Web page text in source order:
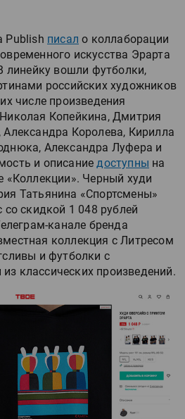
Publish писал о коллаборации
искусства Эрарта
линейку вошли футболки,
российских художников
числе произведения
Копейкина, Дмитрия
Королева, Кирилла
Александра Луфера и
и описаниедоступны на
«Коллекции». Черный худи
Татьянина «Спортсмены»
со скидкой 1 048 рублей
канале бренда
коллекция с Литресом
и футболки с
классических произведений.